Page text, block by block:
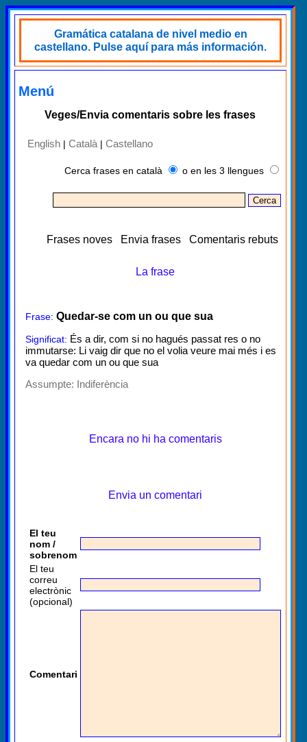
Gramática catalana de nivel medio en
castellano. Pulse aquí para más información.
Menú
Veges/Envia comentaris sobre les frases
English | Català | Castellano
Cerca frases en català o en les 3 llengues
Frases noves Envia frases Comentaris rebuts
La frase
Frase: Quedar-se com un ou que sua
Significat: És a dir, com si no hagués passat res o no
immutarse: Li vaig dir que no el volia veure mai més i es
va quedar com un ou que sua
Assumpte: Indiferència
Encara no hi ha comentaris
Envia un comentari
El teu
nom /
sobrenom
El teu
correu
electrònic
(opcional)
Comentari